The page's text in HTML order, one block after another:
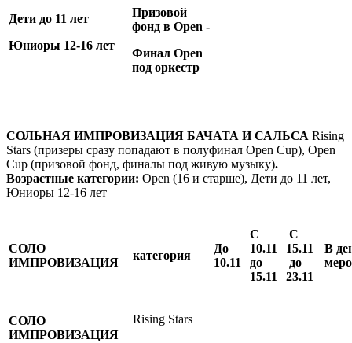
Дети до 11 лет
Юниоры 12-16 лет
Призовой
фонд в Open -
Финал Open
под оркестр
СОЛЬНАЯ ИМПРОВИЗАЦИЯ БАЧАТА И САЛЬСА Rising
Stars (призеры сразу попадают в полуфинал Open Cup), Open
Cup (призовой фонд, финалы под живую музыку).
Возрастные категории: Open (16 и старше), Дети до 11 лет,
Юниоры 12-16 лет
СОЛО
ИМПРОВИЗАЦИЯ
категория
До
10.11
С
10.11
до
15.11
С
15.11
до
23.11
В
СОЛО
ИМПРОВИЗАЦИЯ
Rising Stars